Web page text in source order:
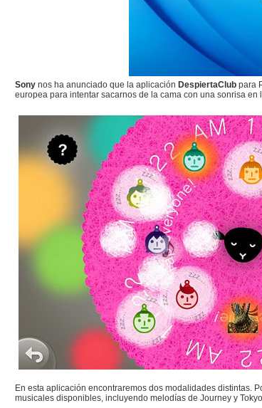
Sony nos ha anunciado que la aplicación DespiertaClub para
europea para intentar sacarnos de la cama con una sonrisa
En esta aplicación encontraremos dos modalidades distintas.
musicales disponibles, incluyendo melodías de Journey y